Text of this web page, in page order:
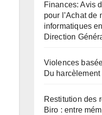
Finances: Avis
pour l’Achat de
informatiques
Direction
Violences
Du harcèlement
Restitution des
Biro : entre